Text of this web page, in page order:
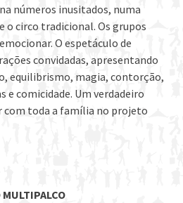
números inusitados, numa
o circo tradicional. Os grupos
O espetáculo de
convidadas, apresentando
equilibrismo, magia, contorção,
e comicidade. Um verdadeiro
com toda a família no projeto
MULTIPALCO